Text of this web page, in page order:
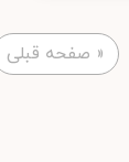
« صفحه قبلی